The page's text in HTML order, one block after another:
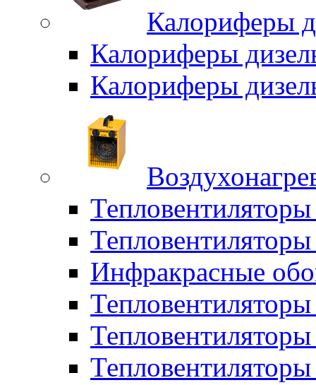
Калориферы
Калориферы
Калориферы
Тепловентиляторы
Инфракрасные